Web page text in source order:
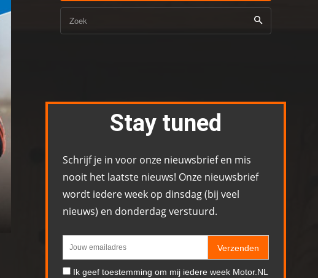
Zoek
Stay tuned
Schrijf je in voor onze nieuwsbrief en mis
nooit het laatste nieuws! Onze nieuwsbrief
wordt iedere week op dinsdag (bij veel
nieuws) en donderdag verstuurd.
Verzenden
Ik geef toestemming om mij iedere week Motor.NL